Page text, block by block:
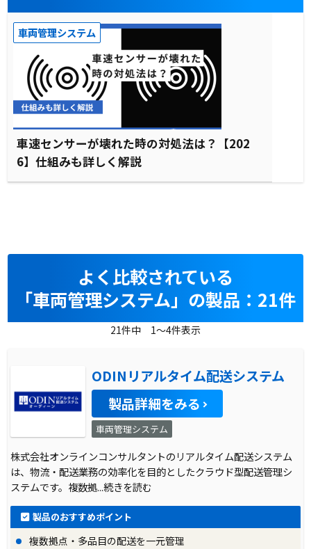
車両管理システム
車速センサーが壊れた時の対処法は？【202
6】仕組みも詳しく解説
よく比較されている
「車両管理システム」の製品：21件
21件中 1～4件表示
ODINリアルタイム配送システム
製品詳細をみる
車両管理システム
株式会社オンラインコンサルタントのリアルタイム配送システム
は、物流・配送業務の効率化を目的としたクラウド型配送管理シ
ステムです。複数拠...続きを読む
製品のおすすめポイント
複数拠点・多品目の配送を一元管理